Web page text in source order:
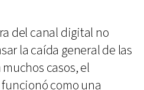
del canal digital no
la caída general de las
casos, el
como una